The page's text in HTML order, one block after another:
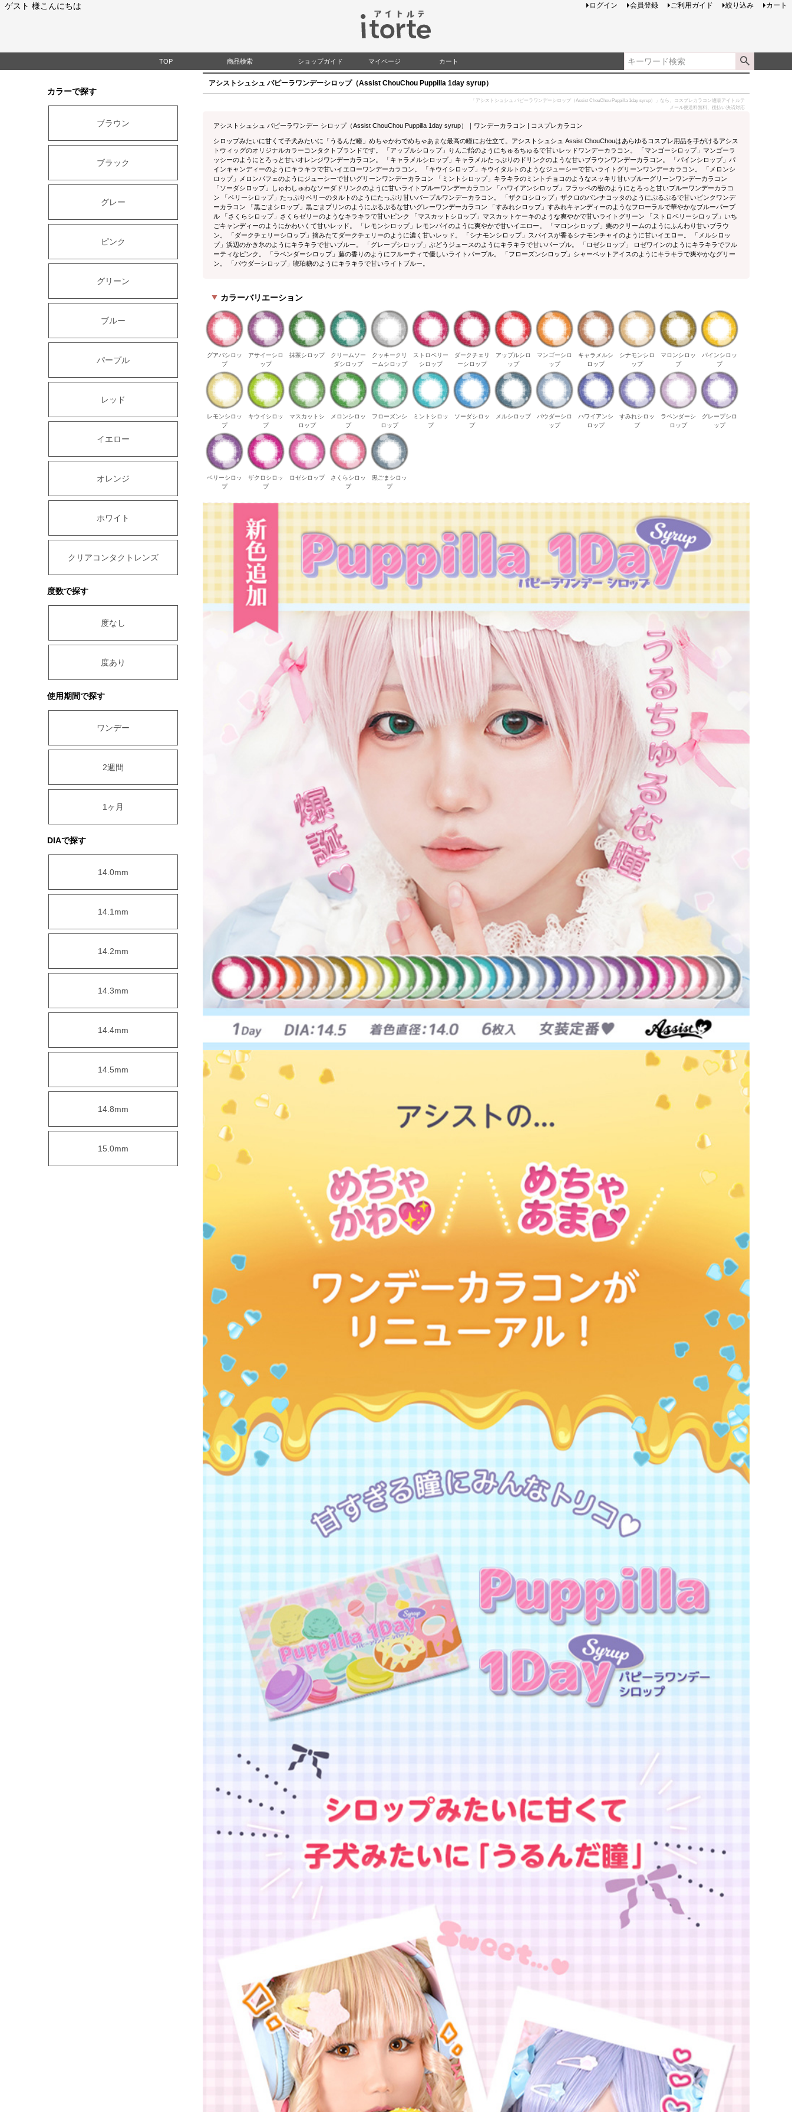
ゲスト 様こんにちは ログイン 会員登録 ご利用ガイド 絞り込み カート
TOP 商品検索 ショップガイド マイページ カート
検索
カラーで探す
ブラウン
ブラック
グレー
ピンク
グリーン
ブルー
パープル
レッド
イエロー
オレンジ
ホワイト
クリアコンタクトレンズ
度数で探す
度なし
度あり
使用期間で探す
ワンデー
2週間
1ヶ月
DIAで探す
14.0mm
14.1mm
14.2mm
14.3mm
14.4mm
14.5mm
14.8mm
15.0mm
アシストシュシュ パピーラワンデーシロップ（Assist ChouChou Puppilla 1day syrup）
「アシストシュシュ パピーラワンデーシロップ（Assist ChouChou Puppilla 1day syrup）」なら、コスプレカラコン通販アイトルテ
メール便送料無料、後払い決済対応
アシストシュシュ パピーラワンデー シロップ（Assist ChouChou Puppilla 1day syrup）｜ワンデーカラコン | コスプレカラコン
シロップみたいに甘くて子犬みたいに「うるんだ瞳」めちゃかわでめちゃあまな最高の瞳にお仕立て。アシストシュシュ Assist ChouChouはあらゆるコスプレ用品を手がけるアシス
トウィッグのオリジナルカラーコンタクトブランドです。 「アップルシロップ」りんご飴のようにちゅるちゅるで甘いレッドワンデーカラコン。 「マンゴーシロップ」マンゴーラ
ッシーのようにとろっと甘いオレンジワンデーカラコン。 「キャラメルシロップ」キャラメルたっぷりのドリンクのような甘いブラウンワンデーカラコン。 「パインシロップ」パ
インキャンディーのようにキラキラで甘いイエローワンデーカラコン。 「キウイシロップ」キウイタルトのようなジューシーで甘いライトグリーンワンデーカラコン。 「メロンシ
ロップ」メロンパフェのようにジューシーで甘いグリーンワンデーカラコン 「ミントシロップ」キラキラのミントチョコのようなスッキリ甘いブルーグリーンワンデーカラコン
「ソーダシロップ」しゅわしゅわなソーダドリンクのように甘いライトブルーワンデーカラコン 「ハワイアンシロップ」フラッペの密のようにとろっと甘いブルーワンデーカラコ
ン 「ベリーシロップ」たっぷりベリーのタルトのようにたっぷり甘いパープルワンデーカラコン。 「ザクロシロップ」ザクロのパンナコッタのようにぷるぷるで甘いピンクワンデ
ーカラコン 「黒ごまシロップ」黒ごまプリンのようにぷるぷるな甘いグレーワンデーカラコン 「すみれシロップ」すみれキャンディーのようなフローラルで華やかなブルーパープ
ル 「さくらシロップ」さくらゼリーのようなキラキラで甘いピンク 「マスカットシロップ」マスカットケーキのような爽やかで甘いライトグリーン 「ストロベリーシロップ」いち
ごキャンディーのようにかわいくて甘いレッド。 「レモンシロップ」レモンパイのように爽やかで甘いイエロー。 「マロンシロップ」栗のクリームのようにふんわり甘いブラウ
ン。 「ダークチェリーシロップ」摘みたてダークチェリーのように濃く甘いレッド。 「シナモンシロップ」スパイスが香るシナモンチャイのように甘いイエロー。 「メルシロッ
プ」浜辺のかき氷のようにキラキラで甘いブルー。 「グレープシロップ」ぶどうジュースのようにキラキラで甘いパープル。 「ロゼシロップ」 ロゼワインのようにキラキラでフル
ーティなピンク。 「ラベンダーシロップ」藤の香りのようにフルーティで優しいライトパープル。 「フローズンシロップ」シャーベットアイスのようにキラキラで爽やかなグリー
ン。 「パウダーシロップ」琥珀糖のようにキラキラで甘いライトブルー。
カラーバリエーション
グアバシロッ
プ
アサイーシロ
ップ
抹茶シロップ
クリームソー
ダシロップ
クッキークリ
ームシロップ
ストロベリー
シロップ
ダークチェリ
ーシロップ
アップルシロ
ップ
マンゴーシロ
ップ
キャラメルシ
ロップ
シナモンシロ
ップ
マロンシロッ
プ
パインシロッ
プ
レモンシロッ
プ
キウイシロッ
プ
マスカットシ
ロップ
メロンシロッ
プ
フローズンシ
ロップ
ミントシロッ
プ
ソーダシロッ
プ
メルシロップ
パウダーシロ
ップ
ハワイアンシ
ロップ
すみれシロッ
プ
ラベンダーシ
ロップ
グレープシロ
ップ
ベリーシロッ
プ
ザクロシロッ
プ
ロゼシロップ
さくらシロッ
プ
黒ごまシロッ
プ